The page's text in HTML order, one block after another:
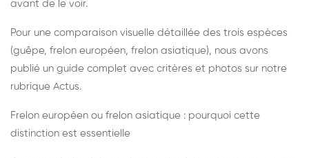
avant de le voir.
Pour une comparaison visuelle détaillée des trois espèces
(guêpe, frelon européen, frelon asiatique), nous avons
publié un guide complet avec critères et photos sur notre
rubrique Actus.
Frelon européen ou frelon asiatique : pourquoi cette
distinction est essentielle